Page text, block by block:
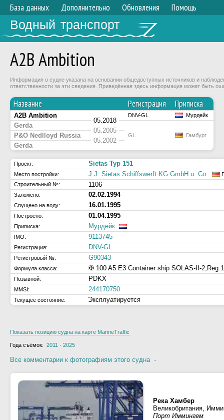
База данных Дополнительно Обновления Помощь
Водный транспорт
A2B Ambition
Информация о судне указана на основании общедоступных источников и
ответственности за эти сведения. Приведённая здесь информация может быть
Название Регистрация Приписка
A2B Ambition
05.2018
DNV-GL Мурдейк
Gerda
05.2005
GL Гамбург
P&O Nedlloyd Russia
05.2002
Gerda
Проект: Sietas Typ 151
Место постройки: J.J. Sietas Schiffswerft KG GmbH u. Co.
Строительный №:
1106
Заложено: 02.02.1994
Спущено на воду: 16.01.1995
Построено: 01.04.1995
Приписка: Мурдейк
IMO: 9113745
Регистрация: DNV-GL
Регистровый №: G90343
Формула класса: ✠ 100 A5 E3 Container ship SOLAS-II-
Позывной: PDKX
MMSI: 244170750
Текущее состояние: Эксплуатируется
Показать позицию судна на карте MarineTraffic
Года съёмок: 2011 · 2025
Все комментарии к фотографиям этого судна·
Река Хамбер
Великобритания,
Порт Иммингем